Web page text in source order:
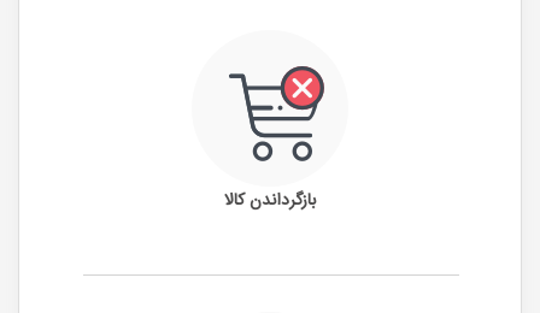
بازگرداندن کالا